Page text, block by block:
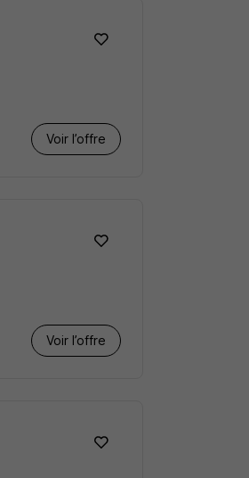
Voir l’offre
Voir l’offre